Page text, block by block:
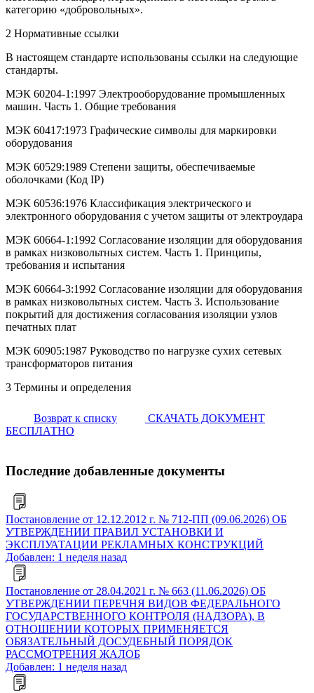
категорию «добровольных».
2 Нормативные ссылки
В настоящем стандарте использованы ссылки на следующие
стандарты.
МЭК 60204-1:1997 Электрооборудование промышленных
машин. Часть 1. Общие требования
МЭК 60417:1973 Графические символы для маркировки
оборудования
МЭК 60529:1989 Степени защиты, обеспечиваемые
оболочками (Код IP)
МЭК 60536:1976 Классификация электрического и
электронного оборудования с учетом защиты от электроудара
МЭК 60664-1:1992 Согласование изоляции для оборудования
в рамках низковольтных систем. Часть 1. Принципы,
требования и испытания
МЭК 60664-3:1992 Согласование изоляции для оборудования
в рамках низковольтных систем. Часть 3. Использование
покрытий для достижения согласования изоляции узлов
печатных плат
МЭК 60905:1987 Руководство по нагрузке сухих сетевых
трансформаторов питания
3 Термины и определения
Возврат к списку
СКАЧАТЬ ДОКУМЕНТ
БЕСПЛАТНО
Последние добавленные документы
Постановление от 12.12.2012 г. № 712-ПП (09.06.2026) ОБ
УТВЕРЖДЕНИИ ПРАВИЛ УСТАНОВКИ И
ЭКСПЛУАТАЦИИ РЕКЛАМНЫХ КОНСТРУКЦИЙ
Добавлен: 1 неделя назад
Постановление от 28.04.2021 г. № 663 (11.06.2026) ОБ
УТВЕРЖДЕНИИ ПЕРЕЧНЯ ВИДОВ ФЕДЕРАЛЬНОГО
ГОСУДАРСТВЕННОГО КОНТРОЛЯ (НАДЗОРА), В
ОТНОШЕНИИ КОТОРЫХ ПРИМЕНЯЕТСЯ
ОБЯЗАТЕЛЬНЫЙ ДОСУДЕБНЫЙ ПОРЯДОК
РАССМОТРЕНИЯ ЖАЛОБ
Добавлен: 1 неделя назад